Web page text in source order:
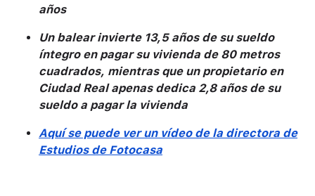
años
Un balear invierte 13,5 años de su sueldo
íntegro en pagar su vivienda de 80 metros
cuadrados, mientras que un propietario en
Ciudad Real apenas dedica 2,8 años de su
sueldo a pagar la vivienda
Aquí se puede ver un vídeo de la directora de
Estudios de Fotocasa